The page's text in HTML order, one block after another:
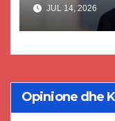
DPMNE-
JUL 14, 2026
Opinione dhe